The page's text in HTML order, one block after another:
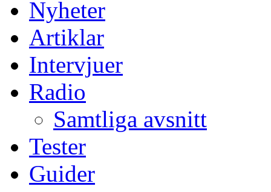
Nyheter
Artiklar
Intervjuer
Radio
Samtliga avsnitt
Tester
Guider